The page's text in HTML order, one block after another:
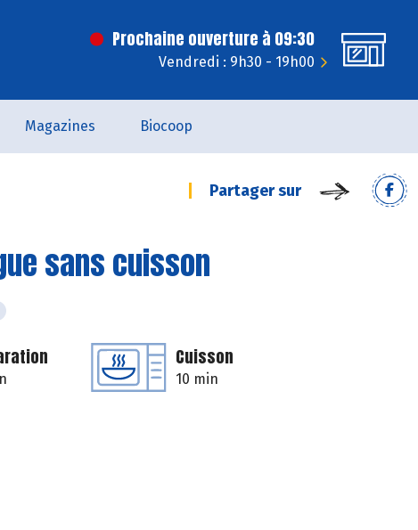
Prochaine ouverture à 09:30
Vendredi : 9h30 - 19h00
Magazines Biocoop
Partager sur
sans cuisson
Cuisson
10 min